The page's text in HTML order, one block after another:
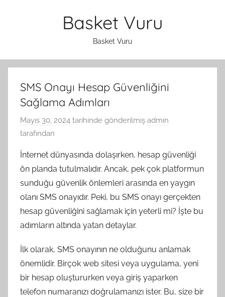
Basket Vuru
Basket Vuru
SMS Onayı Hesap Güvenliğini
Sağlama Adımları
Mayıs 30, 2024 tarihinde gönderilmiş admin
tarafından
İnternet dünyasında dolaşırken, hesap güvenliği
ön planda tutulmalıdır. Ancak, pek çok platformun
sunduğu güvenlik önlemleri arasında en yaygın
olanı SMS onayıdır. Peki, bu SMS onayı gerçekten
hesap güvenliğini sağlamak için yeterli mi? İşte bu
adımların altında yatan detaylar.
İlk olarak, SMS onayının ne olduğunu anlamak
önemlidir. Birçok web sitesi veya uygulama, yeni
bir hesap oluştururken veya giriş yaparken
telefon numaranızı doğrulamanızı ister. Bu, size bir